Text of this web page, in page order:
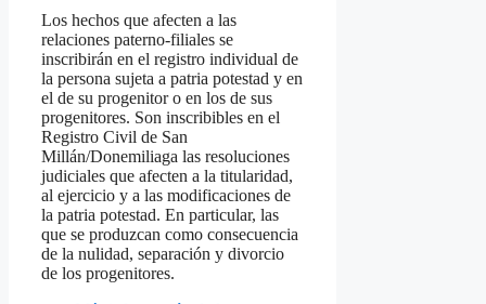
Los hechos que afecten a las
relaciones paterno-filiales se
inscribirán en el registro individual de
la persona sujeta a patria potestad y en
el de su progenitor o en los de sus
progenitores. Son inscribibles en el
Registro Civil de San
Millán/Donemiliaga las resoluciones
judiciales que afecten a la titularidad,
al ejercicio y a las modificaciones de
la patria potestad. En particular, las
que se produzcan como consecuencia
de la nulidad, separación y divorcio
de los progenitores.